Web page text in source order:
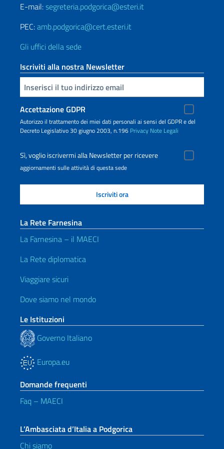
E-mail:segreteria.podgorica@esteri.it
PEC:amb.podgorica@cert.esteri.it
Gli uffici della sede
Iscriviti alla nostra Newsletter
Inserisci la tua email
Accettazione GDPR
Autorizzo il trattamento dei miei dati personali ai sensi del GDPR e del
Decreto Legislativo 30 giugno 2003, n.196 Privacy Note Legali
Sì, voglio iscrivermi alla Newsletter per ricevere
aggiornamenti sulle attività di questa sede
La Rete Farnesina
La Farnesina – il MAECI
La Rete diplomatica
Viaggiare sicuri
Dove siamo nel mondo
Le Istituzioni
Governo Italiano
Europa.eu
Domande frequenti
Faq – MAECI
L’Ambasciata d’Italia a Podgorica
Chi siamo